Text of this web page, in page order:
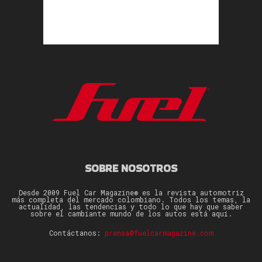
SOBRE NOSOTROS
Desde 2009 Fuel Car Magazine® es la revista automotriz
más completa del mercado colombiano. Todos los temas, la
actualidad, las tendencias y todo lo que hay que saber
sobre el cambiante mundo de los autos está aquí.
Contáctanos: prensa@fuelcarmagazine.com